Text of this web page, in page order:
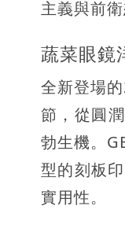
主義與前衛
蔬菜眼鏡
全新登場
節，從圓
勃生機。
型的刻板
實用性。